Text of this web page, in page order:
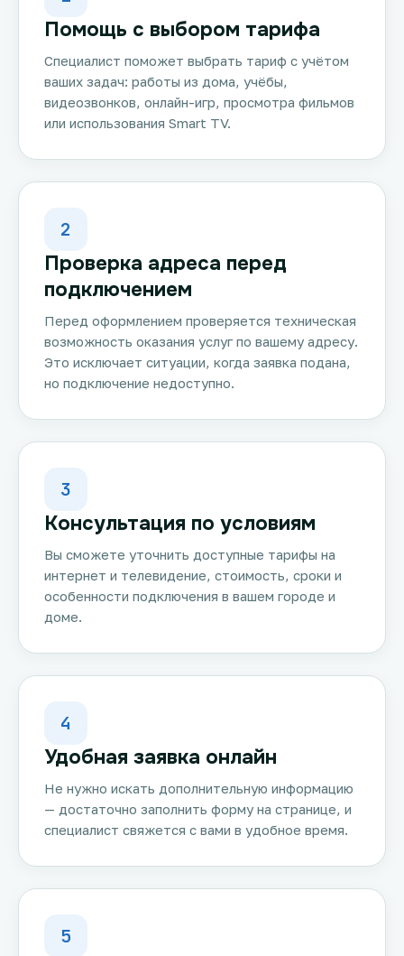
Помощь с выбором тарифа
Специалист поможет выбрать тариф с учётом
ваших задач: работы из дома, учёбы,
видеозвонков, онлайн-игр, просмотра фильмов
или использования Smart TV.
2
Проверка адреса перед
подключением
Перед оформлением проверяется техническая
возможность оказания услуг по вашему адресу.
Это исключает ситуации, когда заявка подана,
но подключение недоступно.
3
Консультация по условиям
Вы сможете уточнить доступные тарифы на
интернет и телевидение, стоимость, сроки и
особенности подключения в вашем городе и
доме.
4
Удобная заявка онлайн
Не нужно искать дополнительную информацию
— достаточно заполнить форму на странице, и
специалист свяжется с вами в удобное время.
5